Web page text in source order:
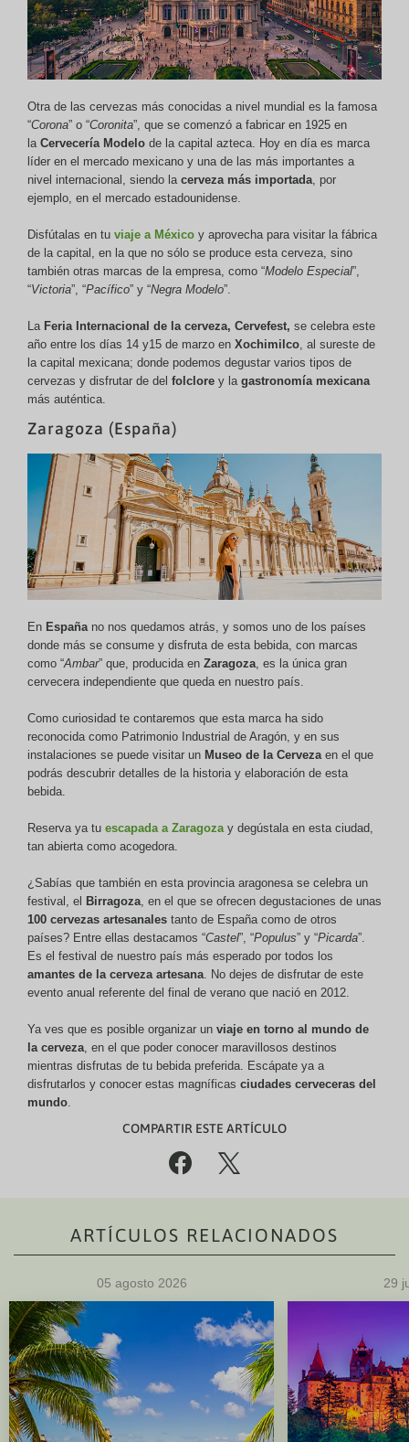
Otra de las cervezas más conocidas a nivel mundial es la famosa
“Corona” o “Coronita”, que se comenzó a fabricar en 1925 en
la Cervecería Modelo de la capital azteca. Hoy en día es marca
líder en el mercado mexicano y una de las más importantes a
nivel internacional, siendo la cerveza más importada, por
ejemplo, en el mercado estadounidense.
Disfútalas en tu viaje a México y aprovecha para visitar la fábrica
de la capital, en la que no sólo se produce esta cerveza, sino
también otras marcas de la empresa, como “Modelo Especial”,
“Victoria”, “Pacífico” y “Negra Modelo”.
La Feria Internacional de la cerveza, Cervefest, se celebra este
año entre los días 14 y15 de marzo en Xochimilco, al sureste de
la capital mexicana; donde podemos degustar varios tipos de
cervezas y disfrutar de del folclore y la gastronomía mexicana
más auténtica.
Zaragoza (España)
En Españano nos quedamos atrás, y somos uno de los países
donde más se consume y disfruta de esta bebida, con marcas
como “Ambar” que, producida en Zaragoza, es la única gran
cervecera independiente que queda en nuestro país.
Como curiosidad te contaremos que esta marca ha sido
reconocida como Patrimonio Industrial de Aragón, y en sus
instalaciones se puede visitar un Museo de la Cervezaen el que
podrás descubrir detalles de la historia y elaboración de esta
bebida.
Reserva ya tu escapada a Zaragozay degústala en esta ciudad,
tan abierta como acogedora.
¿Sabías que también en esta provincia aragonesa se celebra un
festival, el Birragoza, en el que se ofrecen degustaciones de unas
100 cervezas artesanales tanto de España como de otros
países? Entre ellas destacamos “Castel”, “Populus” y “Picarda”.
Es el festival de nuestro país más esperado por todos los
amantes de la cerveza artesana. No dejes de disfrutar de este
evento anual referente del final de verano que nació en 2012.
Ya ves que es posible organizar un viaje en torno al mundo de
la cerveza, en el que poder conocer maravillosos destinos
mientras disfrutas de tu bebida preferida. Escápate ya a
disfrutarlos y conocer estas magníficas ciudades cerveceras del
mundo.
COMPARTIR ESTE ARTÍCULO
% (
ARTÍCULOS RELACIONADOS
05 agosto 2026 29